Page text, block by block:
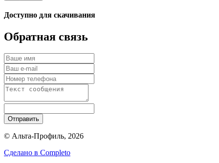
Доступно для скачивания
Обратная связь
Отправить
© Альта-Профиль, 2026
Сделано в Completo